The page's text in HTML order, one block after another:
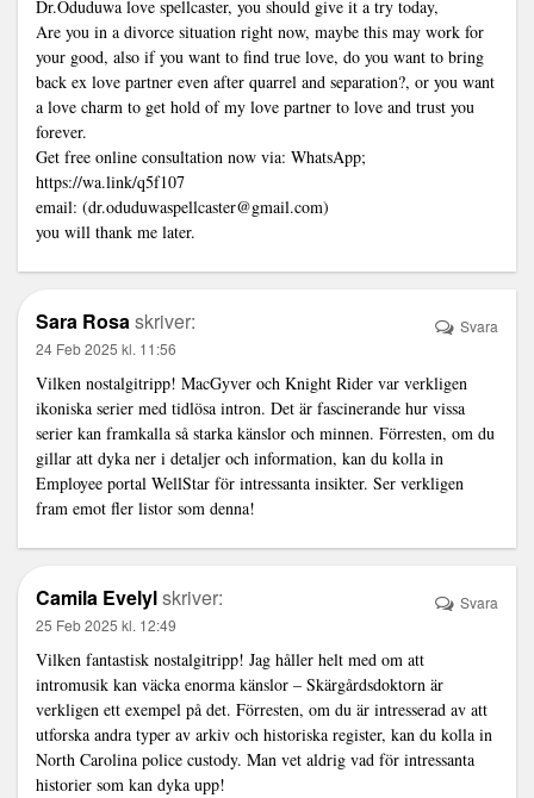
Dr.Oduduwa love spellcaster, you should give it a try today,
Are you in a divorce situation right now, maybe this may work for
your good, also if you want to find true love, do you want to bring
back ex love partner even after quarrel and separation?, or you want
a love charm to get hold of my love partner to love and trust you
forever.
Get free online consultation now via: WhatsApp;
https://wa.link/q5f107
email: (dr.oduduwaspellcaster@gmail.com)
you will thank me later.
Sara Rosaskriver:
24 Feb 2025 kl. 11:56
Vilken nostalgitripp! MacGyver och Knight Rider var verkligen
ikoniska serier med tidlösa intron. Det är fascinerande hur vissa
serier kan framkalla så starka känslor och minnen. Förresten, om du
gillar att dyka ner i detaljer och information, kan du kolla in
Employee portal WellStar för intressanta insikter. Ser verkligen
fram emot fler listor som denna!
Svara
Camila Evelylskriver:
25 Feb 2025 kl. 12:49
Vilken fantastisk nostalgitripp! Jag håller helt med om att
intromusik kan väcka enorma känslor – Skärgårdsdoktorn är
verkligen ett exempel på det. Förresten, om du är intresserad av att
utforska andra typer av arkiv och historiska register, kan du kolla in
North Carolina police custody. Man vet aldrig vad för intressanta
historier som kan dyka upp!
Svara